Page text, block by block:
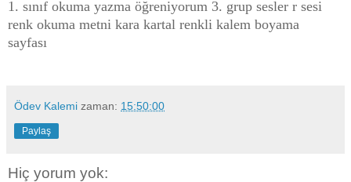
1. sınıf okuma yazma öğreniyorum 3. grup sesler r sesi
renk okuma metni kara kartal renkli kalem boyama
sayfası
Ödev Kalemi zaman: 15:50:00
Paylaş
Hiç yorum yok: